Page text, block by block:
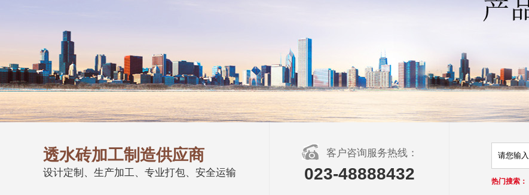
透水砖加工制造供应商
设计定制、生产加工、专业打包、安全运输
客户咨询服务热线：
023-48888432 热门搜索：